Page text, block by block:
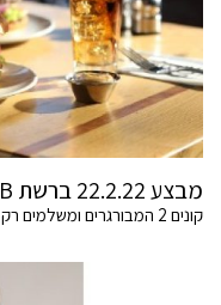
מבצע 22.2.22 ברשת BBB.
קונים 2 המבורגרים ומשלמים רק על 1! מסדרת ההמבורגרים הקלאסיים.